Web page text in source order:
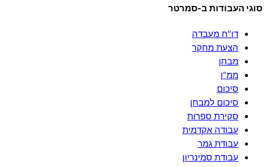
סוגי העבודות ב-סמרטר
דו"ח מעבדה
הצעת מחקר
מבחן
ממ"ן
סיכום
סיכום למבחן
סקירת ספרות
עבודה אקדמית
עבודת גמר
עבודת סמינריון